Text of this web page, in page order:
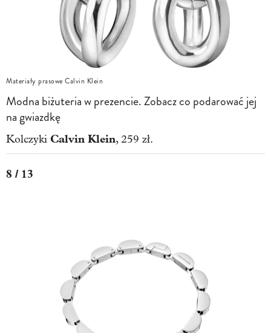
Materiały prasowe Calvin Klein
Modna biżuteria w prezencie. Zobacz co podarować jej
na gwiazdkę
Kolczyki Calvin Klein, 259 zł.
8 / 13